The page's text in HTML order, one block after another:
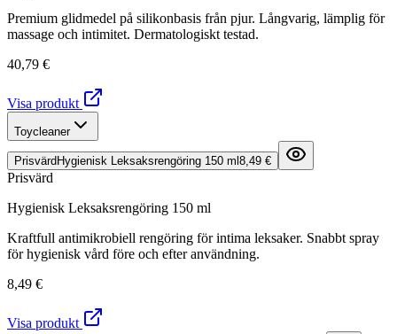
Premium glidmedel på silikonbasis från pjur. Långvarig, lämplig för
massage och intimitet. Dermatologiskt testad.
40,79 €
Visa produkt
Toycleaner
Prisvärd Hygienisk Leksaksrengöring 150 ml 8,49 €
Prisvärd
Hygienisk Leksaksrengöring 150 ml
Kraftfull antimikrobiell rengöring för intima leksaker. Snabbt spray
för hygienisk vård före och efter användning.
8,49 €
Visa produkt